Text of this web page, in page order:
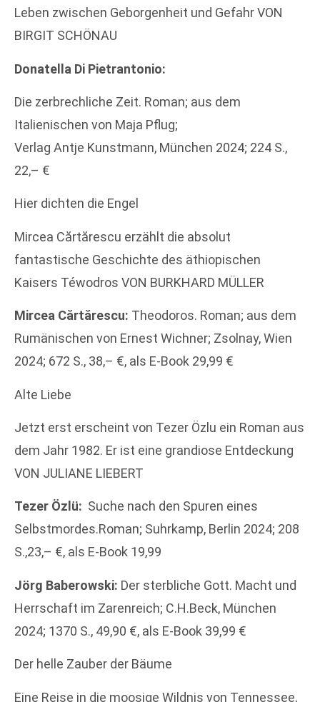
Leben zwischen Geborgenheit und Gefahr VON
BIRGIT SCHÖNAU
Donatella Di Pietrantonio:
Die zerbrechliche Zeit. Roman; aus dem
Italienischen von Maja Pflug;
Verlag Antje Kunstmann, München 2024; 224 S.,
22,– €
Hier dichten die Engel
Mircea Cărtărescu erzählt die absolut
fantastische Geschichte des äthiopischen
Kaisers Téwodros VON BURKHARD MÜLLER
Mircea Cărtărescu: Theodoros. Roman; aus dem
Rumänischen von Ernest Wichner; Zsolnay, Wien
2024; 672 S., 38,– €, als E-Book 29,99 €
Alte Liebe
Jetzt erst erscheint von Tezer Özlu ein Roman aus
dem Jahr 1982. Er ist eine grandiose Entdeckung
VON JULIANE LIEBERT
Tezer Özlü: Suche nach den Spuren eines
Selbstmordes.Roman; Suhrkamp, Berlin 2024; 208
S.,23,– €, als E-Book 19,99
Jörg Baberowski: Der sterbliche Gott. Macht und
Herrschaft im Zarenreich; C.H.Beck, München
2024; 1370 S., 49,90 €, als E-Book 39,99 €
Der helle Zauber der Bäume
Eine Reise in die moosige Wildnis von Tennessee,